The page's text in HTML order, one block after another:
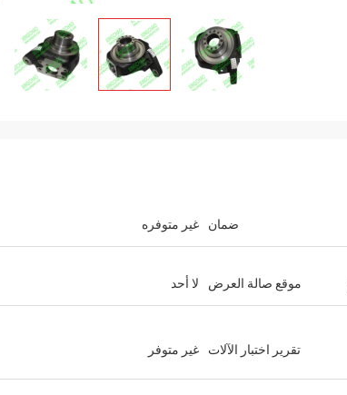
ضمان غير متوفره
موقع صالة العرض لا أحد
تقرير اختبار الآلات غير متوفر